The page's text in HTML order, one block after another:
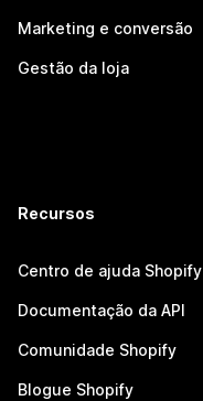
Marketing e conversão
Gestão da loja
Recursos
Centro de ajuda Shopify
Documentação da API
Comunidade Shopify
Blogue Shopify